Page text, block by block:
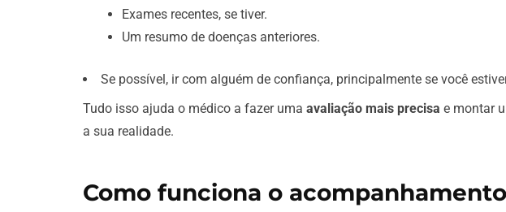
Exames recentes, se tiver.
Um resumo de doenças anteriores.
Se possível, ir com alguém de confiança, principalmente se você
Tudo isso ajuda o médico a fazer uma avaliação mais precisa e montar
a sua realidade.
Como funciona o